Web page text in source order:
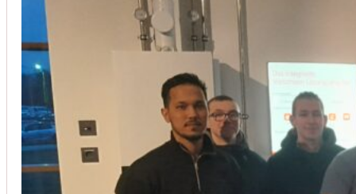
Installation von Klimaanlagen
SERVICE
Wir legen großen Wert auf Qualität und